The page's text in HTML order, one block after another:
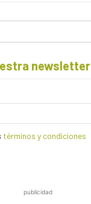
newsletter
términos y condiciones
publicidad